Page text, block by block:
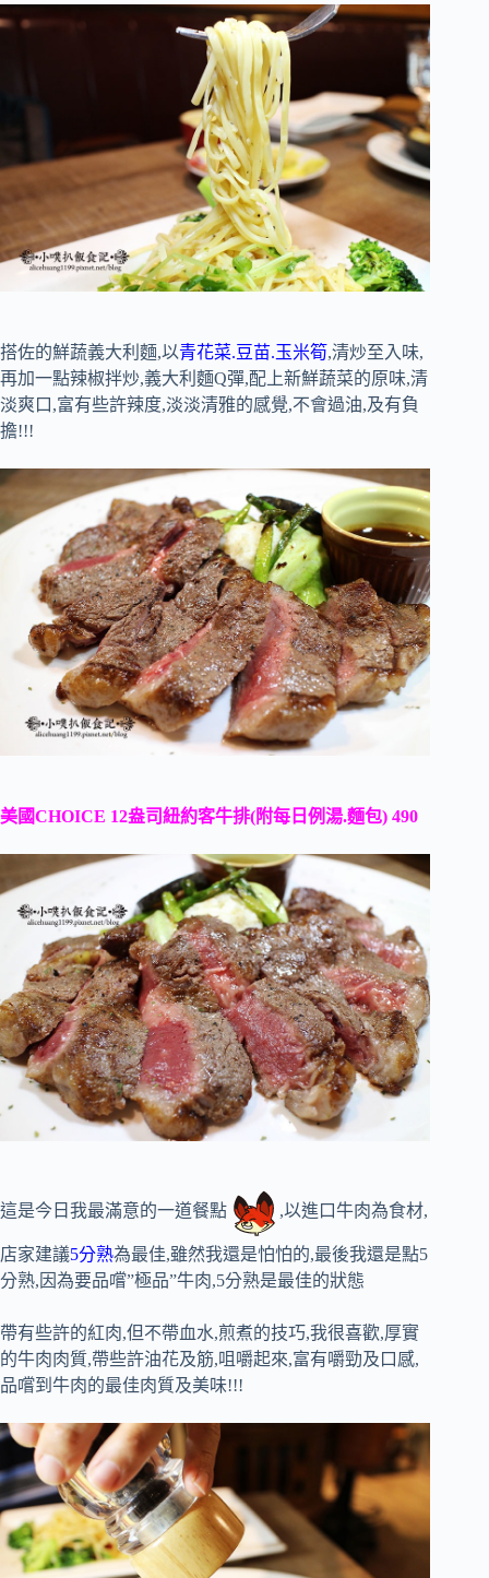
搭佐的鮮蔬義大利麵,以青花菜.豆苗.玉米筍,清炒至入味,
再加一點辣椒拌炒,義大利麵Q彈,配上新鮮蔬菜的原味,清
淡爽口,富有些許辣度,淡淡清雅的感覺,不會過油,及有負
擔!!!
美國CHOICE 12盎司紐約客牛排(附每日例湯.麵包) 490
這是今日我最滿意的一道餐點 ,以進口牛肉為食材,
店家建議5分熟為最佳,雖然我還是怕怕的,最後我還是點5
分熟,因為要品嚐”極品”牛肉,5分熟是最佳的狀態
帶有些許的紅肉,但不帶血水,煎煮的技巧,我很喜歡,厚實
的牛肉肉質,帶些許油花及筋,咀嚼起來,富有嚼勁及口感,
品嚐到牛肉的最佳肉質及美味!!!